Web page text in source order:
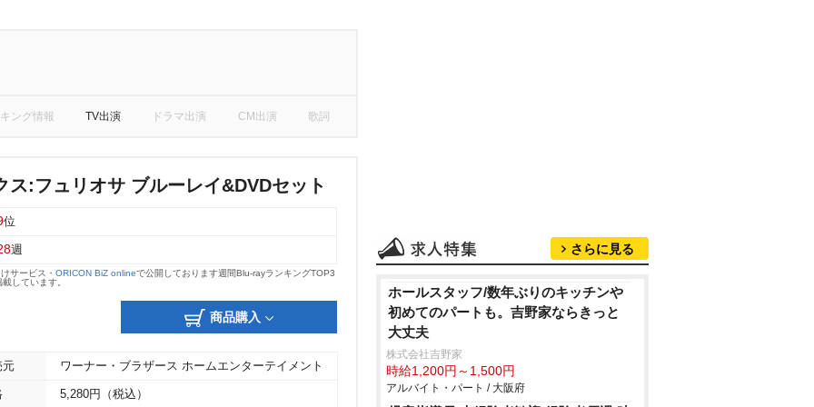
ング情報 TV出演 ドラマ出演 CM出演 歌詞
ス:フュリオサ ブルーレイ&DVDセット
位
週
サービス・ ORICON BiZ onlineで公開しております週間Blu-rayランキングTOP3
しています。
商品購入
元 ワーナー・ブラザース ホームエンターテイメント
5,280円（税込）
さらに見る
ホールスタッフ/数年ぶりのキッチン
初めてのパートも。吉野家ならきっと
大丈夫
株式会社吉野家
時給1,200円～1,500円
アルバイト・パート / 大阪府